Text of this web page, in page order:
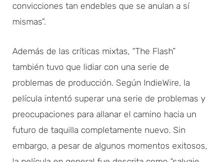
convicciones tan endebles que se anulan a sí
mismas”.
Además de las críticas mixtas, “The Flash”
también tuvo que lidiar con una serie de
problemas de producción. Según IndieWire, la
película intentó superar una serie de problemas y
preocupaciones para allanar el camino hacia un
futuro de taquilla completamente nuevo. Sin
embargo, a pesar de algunos momentos exitosos,